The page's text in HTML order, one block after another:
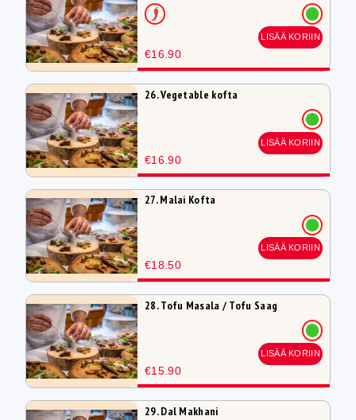
€16.90
LISÄÄ KORIIN
26. Vegetable kofta
€16.90
LISÄÄ KORIIN
27. Malai Kofta
€18.50
LISÄÄ KORIIN
28. Tofu Masala / Tofu Saag
€15.90
LISÄÄ KORIIN
29. Dal Makhani